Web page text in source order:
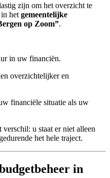
zijn om het overzicht te
het gemeentelijke
op Zoom”.
in uw financiën.
overzichtelijker en
financiële situatie als uw
u staat er niet alleen
het hele traject.
in